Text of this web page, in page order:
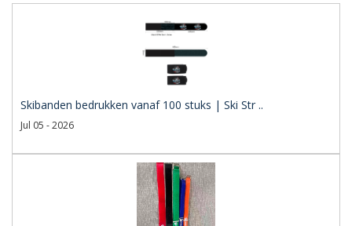
Skibanden bedrukken vanaf 100 stuks | Ski Str ..
Jul 05 - 2026